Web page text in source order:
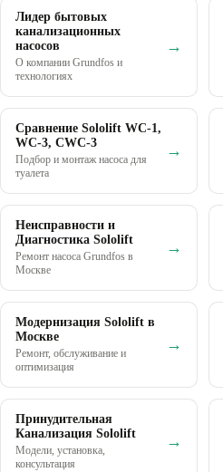
Лидер бытовых
канализационных
насосов
О компании Grundfos и
технологиях
→
Сравнение Sololift WC-1,
WC-3, CWC-3
Подбор и монтаж насоса для
туалета
→
Неисправности и
Диагностика Sololift
Ремонт насоса Grundfos в
Москве
→
Модернизация Sololift в
Москве
Ремонт, обслуживание и
оптимизация
→
Принудительная
Канализация Sololift
Модели, установка,
консультация
→